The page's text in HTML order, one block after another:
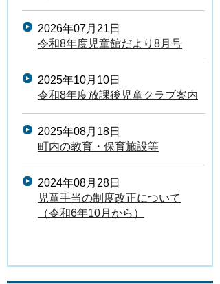
2026年07月21日
令和8年度児童館だより8月号
2025年10月10日
令和8年度放課後児童クラブ案内
2025年08月18日
町内の教育・保育施設等
2024年08月28日
児童手当の制度改正について
（令和6年10月から）